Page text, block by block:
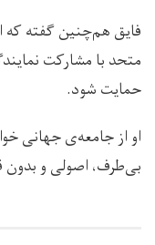
فایق هم‌چنین گفته که
متحد با مشارکت
حمایت شود.
او از جامعه‌ی جهانی
بی‌طرف، اصولی و بدون